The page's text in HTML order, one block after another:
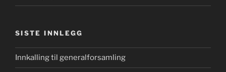
SISTE INNLEGG
Innkalling til generalforsamling